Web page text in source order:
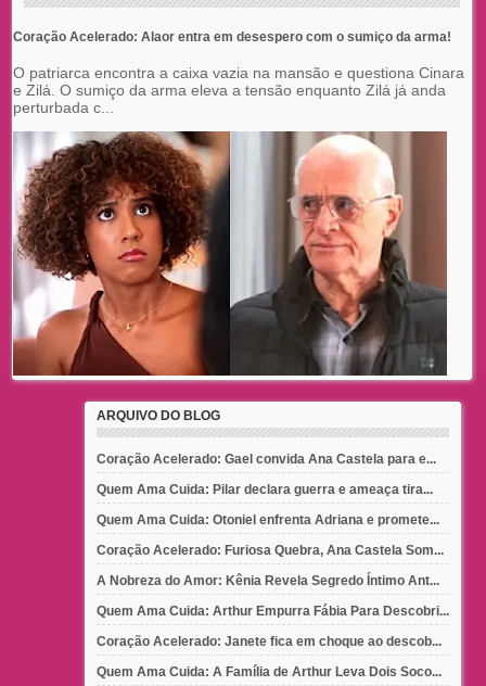
Coração Acelerado: Alaor entra em desespero com o sumiço da arma!
O patriarca encontra a caixa vazia na mansão e questiona Cinara
e Zilá. O sumiço da arma eleva a tensão enquanto Zilá já anda
perturbada c...
ARQUIVO DO BLOG
Coração Acelerado: Gael convida Ana Castela para e...
Quem Ama Cuida: Pilar declara guerra e ameaça tira...
Quem Ama Cuida: Otoniel enfrenta Adriana e promete...
Coração Acelerado: Furiosa Quebra, Ana Castela Som...
A Nobreza do Amor: Kênia Revela Segredo Íntimo Ant...
Quem Ama Cuida: Arthur Empurra Fábia Para Descobri...
Coração Acelerado: Janete fica em choque ao descob...
Quem Ama Cuida: A Família de Arthur Leva Dois Soco...